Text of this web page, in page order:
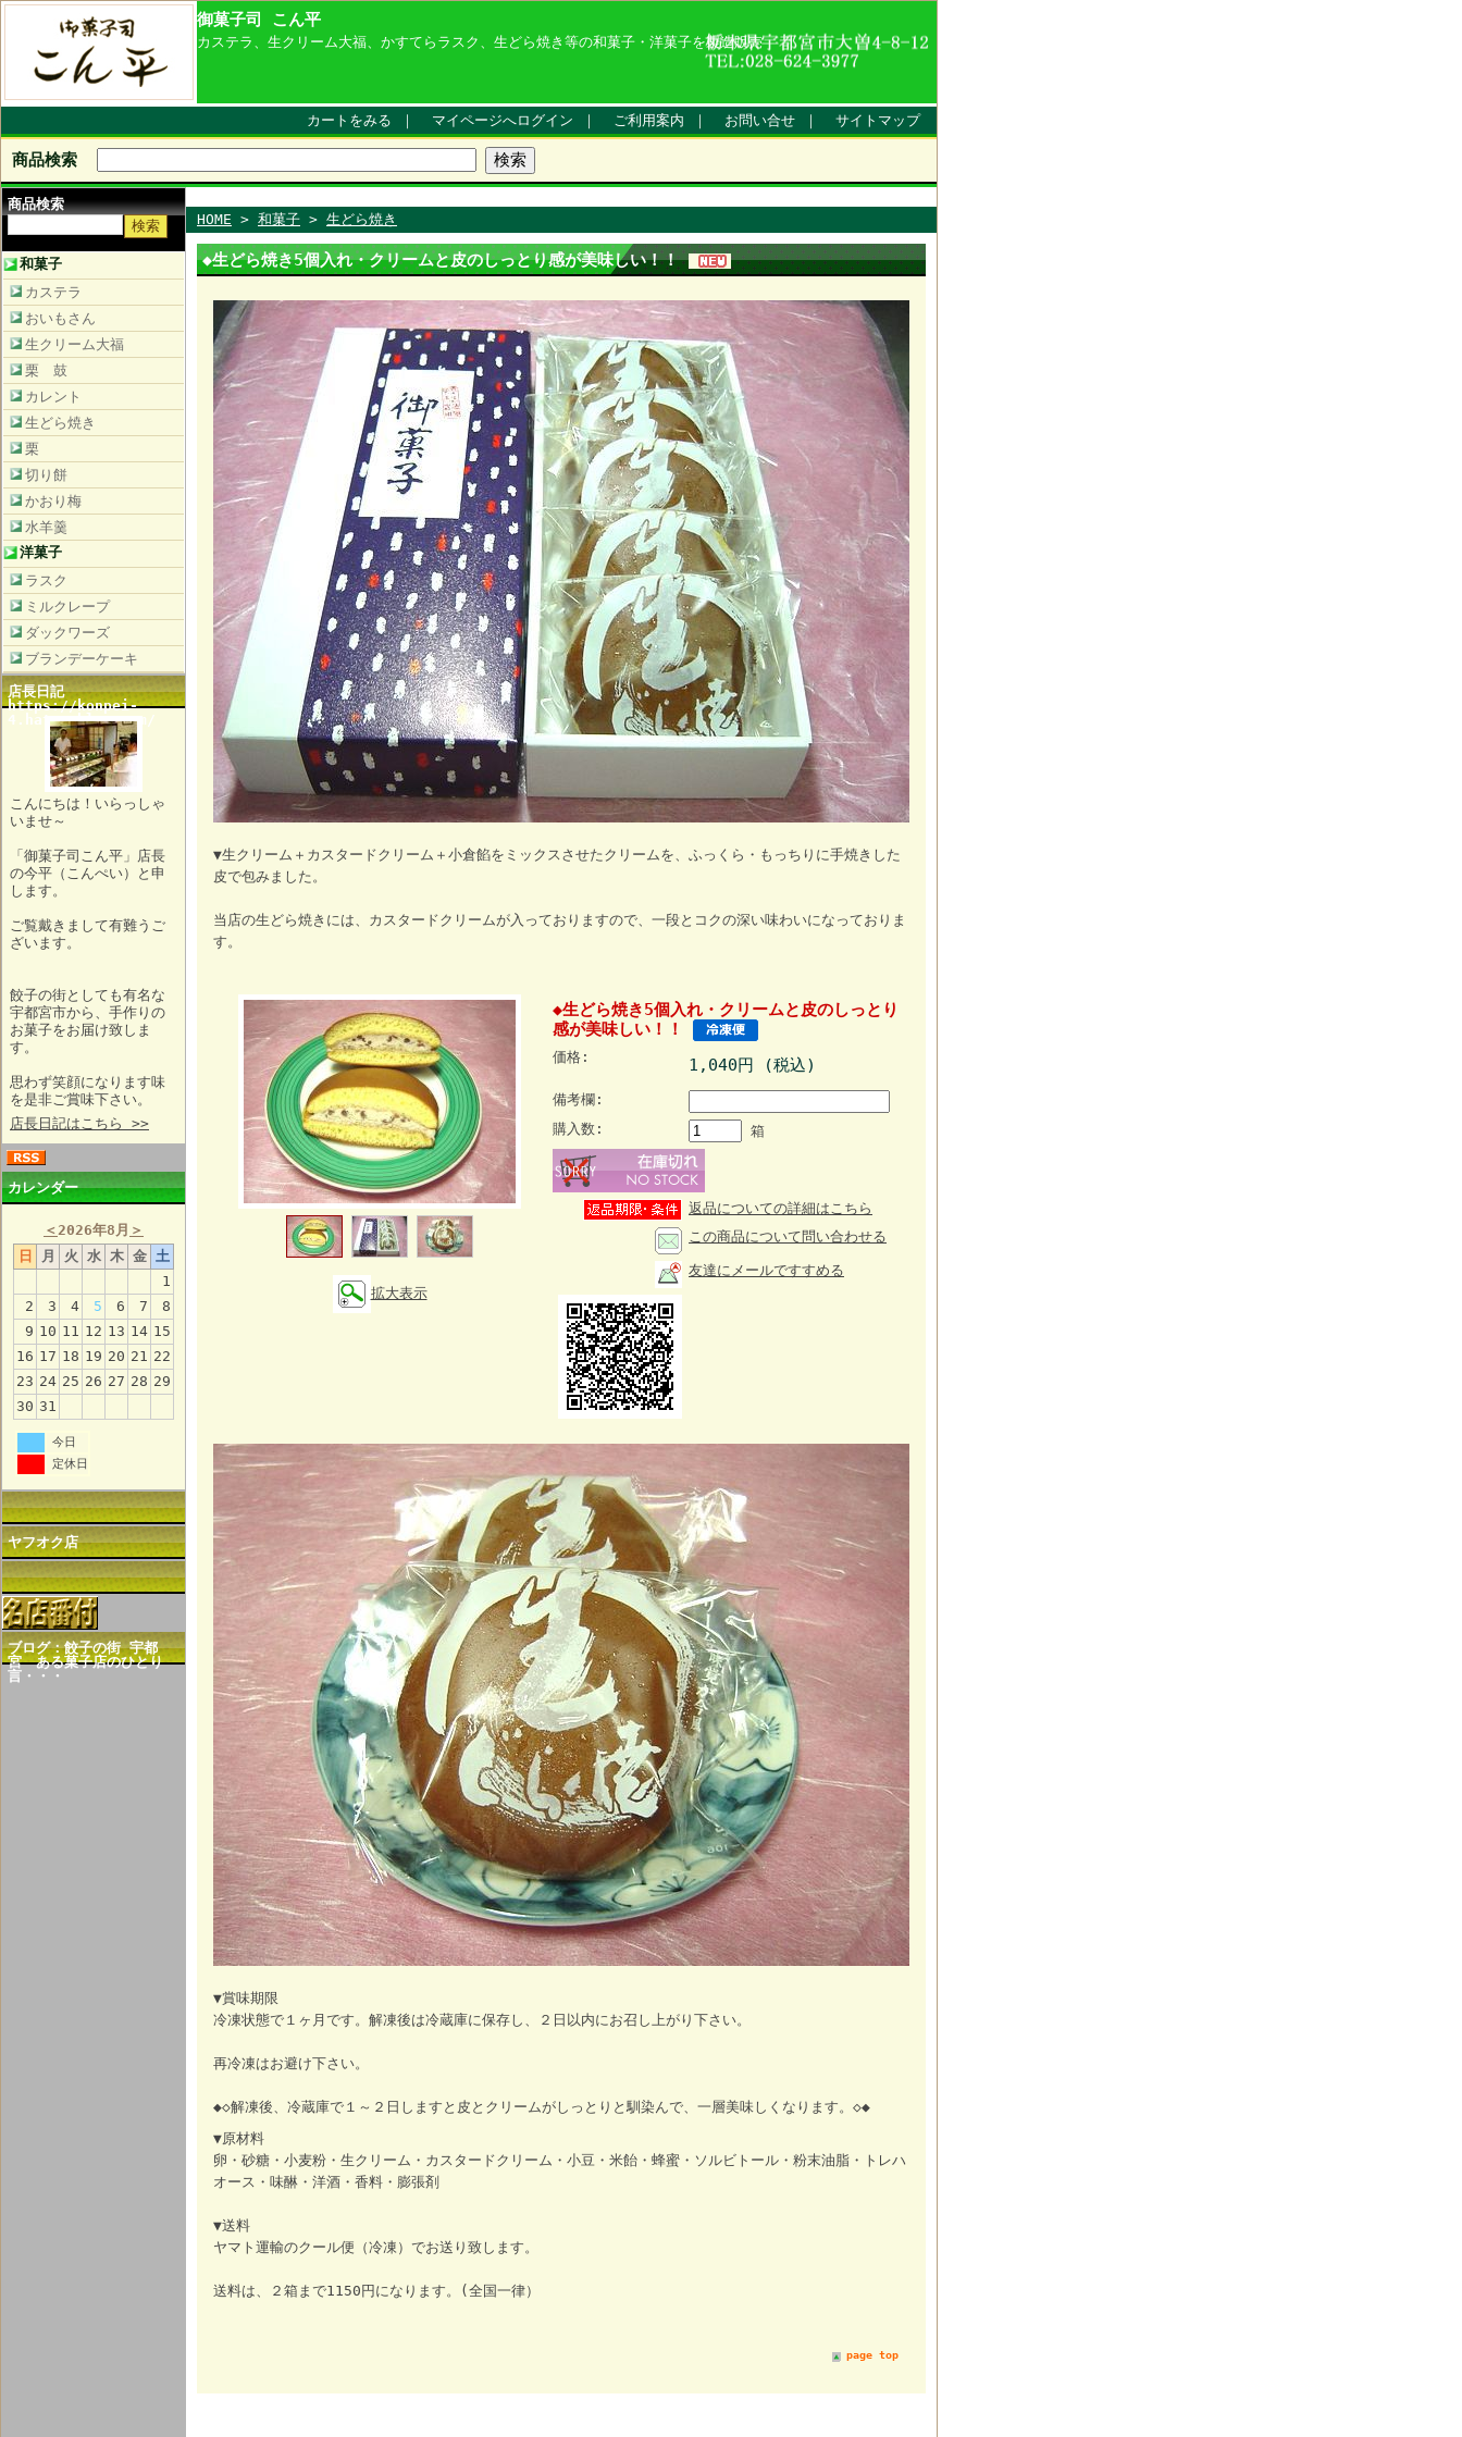
御菓子司 こん平
カステラ、生クリーム大福、かすてらラスク、生どら焼き等の和菓子・洋菓子を製造販売
カートをみる ｜ マイページへログイン ｜ ご利用案内 ｜ お問い合せ ｜ サイトマップ
商品検索
商品検索
和菓子
カステラ
おいもさん
生クリーム大福
栗 鼓
カレント
生どら焼き
栗
切り餅
かおり梅
水羊羹
洋菓子
ラスク
ミルクレープ
ダックワーズ
ブランデーケーキ
店長日記
https://konpei-
4.hatenablog.com/
こんにちは！いらっしゃ
いませ～
「御菓子司こん平」店長
の今平（こんぺい）と申
します。
ご覧戴きまして有難うご
ざいます。
餃子の街としても有名な
宇都宮市から、手作りの
お菓子をお届け致しま
す。
思わず笑顔になります味
を是非ご賞味下さい。
店長日記はこちら >>
カレンダー
＜2026年8月 ＞
日
月 火 水 木 金 土
1
2
3 4 5 6 7
8
9 10 11 12 13 14 15
16 17 18 19 20 21 22
23 24 25 26 27 28 29
30 31
今日
定休日
ヤフオク店
ブログ：餃子の街 宇都
宮 ある菓子店のひとり
言・・・
HOME > 和菓子 > 生どら焼き
◆生どら焼き5個入れ・クリームと皮のしっとり感が美味しい！！
▼生クリーム＋カスタードクリーム＋小倉餡をミックスさせたクリームを、ふっくら・もっちりに手焼きした
皮で包みました。
当店の生どら焼きには、カスタードクリームが入っておりますので、一段とコクの深い味わいになっておりま
す。
拡大表示
◆生どら焼き5個入れ・クリームと皮のしっとり
感が美味しい！！
価格: 1,040円 (税込)
備考欄:
購入数:
箱
返品についての詳細はこちら
この商品について問い合わせる
友達にメールですすめる
▼賞味期限
冷凍状態で１ヶ月です。解凍後は冷蔵庫に保存し、２日以内にお召し上がり下さい。
再冷凍はお避け下さい。
◆◇解凍後、冷蔵庫で１～２日しますと皮とクリームがしっとりと馴染んで、一層美味しくなります。◇◆
▼原材料
卵・砂糖・小麦粉・生クリーム・カスタードクリーム・小豆・米飴・蜂蜜・ソルビトール・粉末油脂・トレハ
オース・味醂・洋酒・香料・膨張剤
▼送料
ヤマト運輸のクール便（冷凍）でお送り致します。
送料は、２箱まで1150円になります。(全国一律）
page top